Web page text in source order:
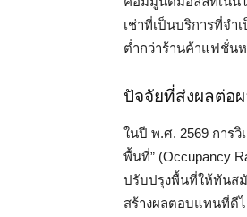
เช่าที่เป็นบริการที่จำ
ต่ำกว่าร้านค้าแฟชั่น
ปัจจัยที่ส่งผลต่อ
ในปี พ.ศ. 2569 การวิ
พื้นที่” (Occupancy
ปรับปรุงพื้นที่ให้ทันสมั
สร้างผลตอบแทนที่ดี